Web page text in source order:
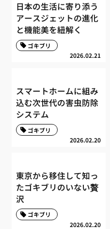
日本の生活に寄り添う
アースジェットの進化
と機能美を紐解く
2026.02.21
ゴキブリ
スマートホームに組み
込む次世代の害虫防除
システム
2026.02.20
ゴキブリ
東京から移住して知っ
たゴキブリのいない贅
沢
2026.02.20
ゴキブリ